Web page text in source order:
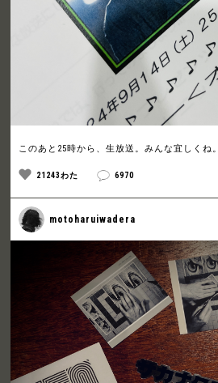
このあと25時から、生放送。みんな宜しくね。
21243わた 6970
motoharuiwadera